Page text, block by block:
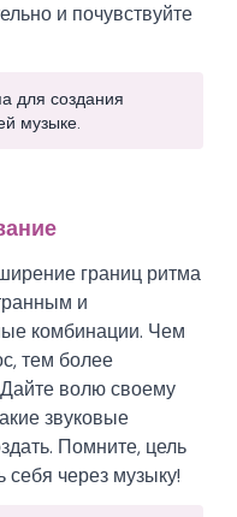
и почувствуйте
для создания
музыке.
границ ритма
и
комбинации. Чем
тем более
волю своему
звуковые
Помните, цель
через музыку!